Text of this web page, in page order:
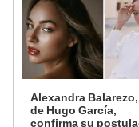
Alexandra
de Hugo García,
confirma su